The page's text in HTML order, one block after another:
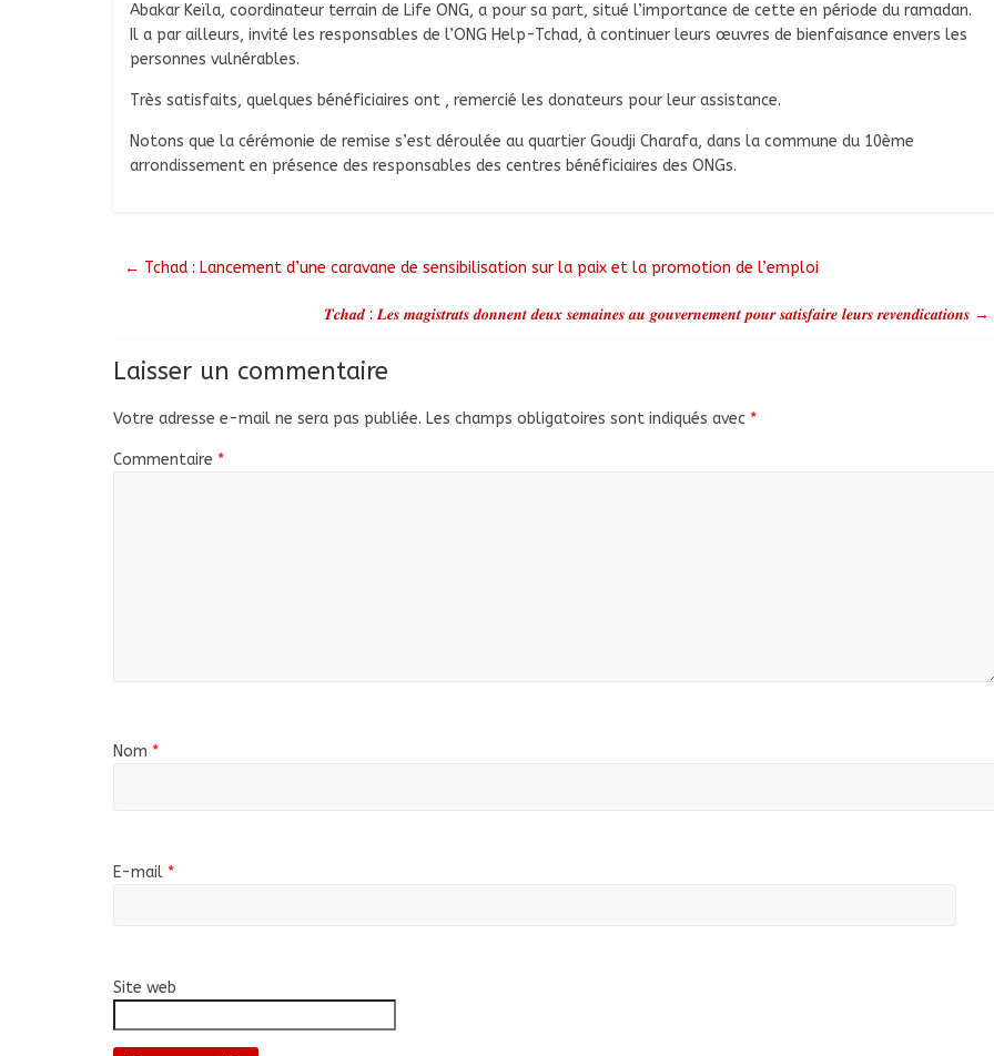
Abakar Keïla, coordinateur terrain de Life ONG, a pour sa part, situé l’importance de cette en période du ramadan.
Il a par ailleurs, invité les responsables de l’ONG Help-Tchad, à continuer leurs œuvres de bienfaisance envers les
personnes vulnérables.
Très satisfaits, quelques bénéficiaires ont , remercié les donateurs pour leur assistance.
Notons que la cérémonie de remise s’est déroulée au quartier Goudji Charafa, dans la commune du 10ème
arrondissement en présence des responsables des centres bénéficiaires des ONGs.
← Tchad : Lancement d’une caravane de sensibilisation sur la paix et la promotion de l’emploi
𝑻𝒄𝒉𝒂𝒅 : 𝑳𝒆𝒔 𝒎𝒂𝒈𝒊𝒔𝒕𝒓𝒂𝒕𝒔 𝒅𝒐𝒏𝒏𝒆𝒏𝒕 𝒅𝒆𝒖𝒙 𝒔𝒆𝒎𝒂𝒊𝒏𝒆𝒔 𝒂𝒖 𝒈𝒐𝒖𝒗𝒆𝒓𝒏𝒆𝒎𝒆𝒏𝒕 𝒑𝒐𝒖𝒓 𝒔𝒂𝒕𝒊𝒔𝒇𝒂𝒊𝒓𝒆 𝒍𝒆𝒖𝒓𝒔 𝒓𝒆𝒗𝒆𝒏𝒅𝒊𝒄𝒂𝒕𝒊𝒐𝒏𝒔 →
Laisser un commentaire
Votre adresse e-mail ne sera pas publiée. Les champs obligatoires sont indiqués avec *
Commentaire *
Nom *
E-mail *
Site web